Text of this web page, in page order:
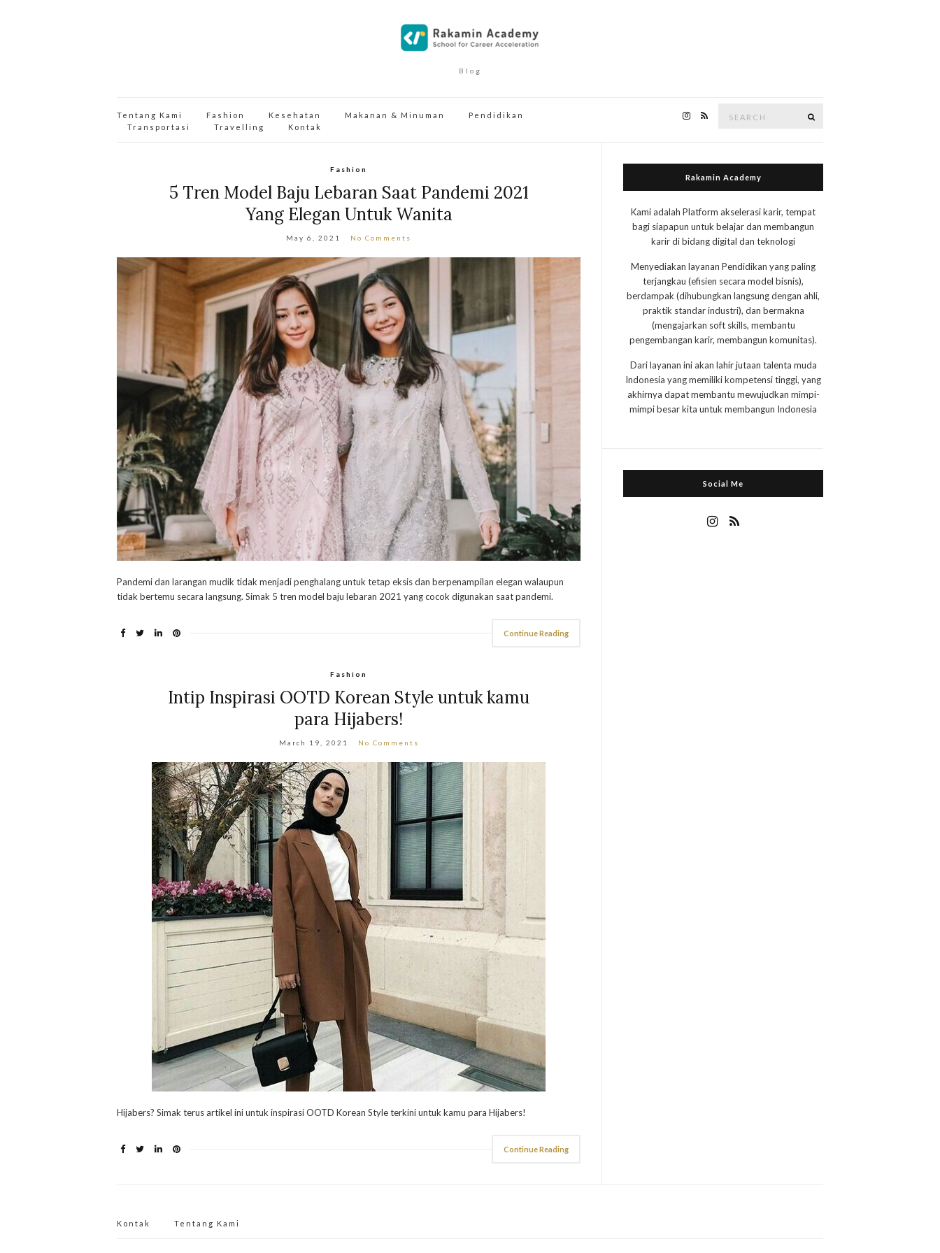
Blog
Tentang Kami Fashion Kesehatan Makanan & Minuman
Pendidikan
Transportasi
Travelling Kontak
Fashion
5 Tren Model Baju Lebaran Saat Pandemi 2021
Yang Elegan Untuk Wanita
May 6, 2021 No Comments
Pandemi dan larangan mudik tidak menjadi penghalang untuk tetap eksis dan berpenampilan elegan walaupun
tidak bertemu secara langsung. Simak 5 tren model baju lebaran 2021 yang cocok digunakan saat pandemi.
Continue Reading
Fashion
Intip Inspirasi OOTD Korean Style untuk kamu
para Hijabers!
March 19, 2021 No Comments
Hijabers? Simak terus artikel ini untuk inspirasi OOTD Korean Style terkini untuk kamu para Hijabers!
Continue Reading
Rakamin Academy
Kami adalah Platform akselerasi karir, tempat
bagi siapapun untuk belajar dan membangun
karir di bidang digital dan teknologi
Menyediakan layanan Pendidikan yang paling
terjangkau (efisien secara model bisnis),
berdampak (dihubungkan langsung dengan ahli,
praktik standar industri), dan bermakna
(mengajarkan soft skills, membantu
pengembangan karir, membangun komunitas).
Dari layanan ini akan lahir jutaan talenta muda
Indonesia yang memiliki kompetensi tinggi, yang
akhirnya dapat membantu mewujudkan mimpi-
mimpi besar kita untuk membangun Indonesia
Social Me
Kontak Tentang Kami